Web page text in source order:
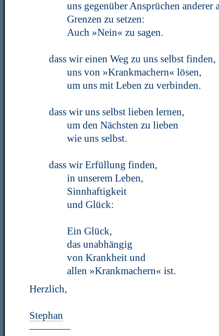
uns gegenüber Ansprüchen anderer
Grenzen zu setzen:
Auch »Nein« zu sagen.
dass wir einen Weg zu uns selbst finden,
uns von »Krankmachern« lösen,
um uns mit Leben zu verbinden.
dass wir uns selbst lieben lernen,
um den Nächsten zu lieben
wie uns selbst.
dass wir Erfüllung finden,
in unserem Leben,
Sinnhaftigkeit
und Glück:
Ein Glück,
das unabhängig
von Krankheit und
allen »Krankmachern« ist.
Herzlich,
Stephan
————